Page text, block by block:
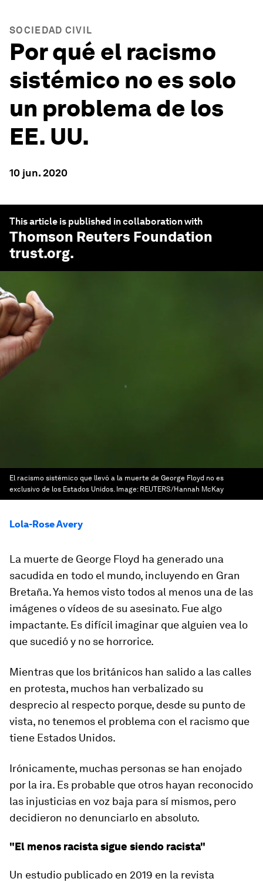
SOCIEDAD CIVIL
Por qué el racismo
sistémico no es solo
un problema de los
EE. UU.
10 jun. 2020
This article is published in collaboration with
Thomson Reuters Foundation
trust.org.
El racismo sistémico que llevó a la muerte de George Floyd no es
exclusivo de los Estados Unidos. Image: REUTERS/Hannah McKay
Lola-Rose Avery
La muerte de George Floyd ha generado una
sacudida en todo el mundo, incluyendo en Gran
Bretaña. Ya hemos visto todos al menos una de las
imágenes o vídeos de su asesinato. Fue algo
impactante. Es difícil imaginar que alguien vea lo
que sucedió y no se horrorice.
Mientras que los británicos han salido a las calles
en protesta, muchos han verbalizado su
desprecio al respecto porque, desde su punto de
vista, no tenemos el problema con el racismo que
tiene Estados Unidos.
Irónicamente, muchas personas se han enojado
por la ira. Es probable que otros hayan reconocido
las injusticias en voz baja para sí mismos, pero
decidieron no denunciarlo en absoluto.
"El menos racista sigue siendo racista"
Un estudio publicado en 2019 en la revista